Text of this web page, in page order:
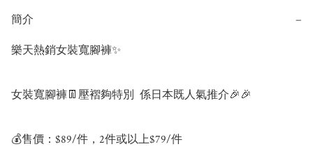
簡介 −
樂天熱銷女裝寬腳褲✨
女裝寬腳褲👖壓褶夠特別  係日本既人氣推介🎉🎉
💰售價：$89/件，2件或以上$79/件